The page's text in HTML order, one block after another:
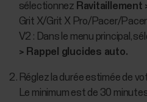
sélectionnez Ravitaillement
Grit X/Grit X Pro/Pacer/
V2 : Dans le menu principal,
> Rappel glucides auto.
Réglez la durée estimée de
Le minimum est de 30